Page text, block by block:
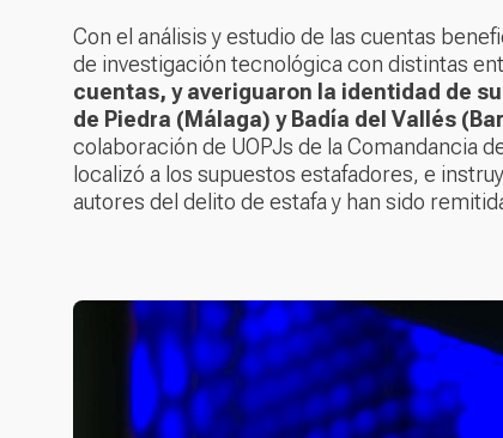
Con el análisis y estudio de las cuentas
de investigación tecnológica con distintas
cuentas, y averiguaron la identidad de
de Piedra (Málaga) y Badía del Vallés
colaboración de UOPJs de la Comandancia
localizó a los supuestos estafadores, e
autores del delito de estafa y han sido